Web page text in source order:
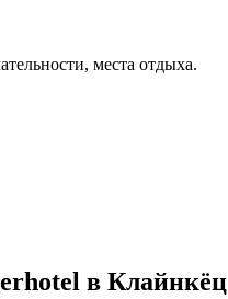
места отдыха.
в Клайнкёц